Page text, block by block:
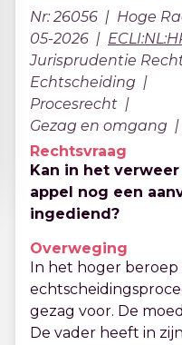
Nr: 26056
Hoge
05-2026
Jurisprudentie
Echtscheiding
Procesrecht
Gezag en omgang
Rechtsvraag
Kan in het
appel nog een
ingediend?
Overweging
In het hoger beroep
gezag voor. De
De vader heeft in